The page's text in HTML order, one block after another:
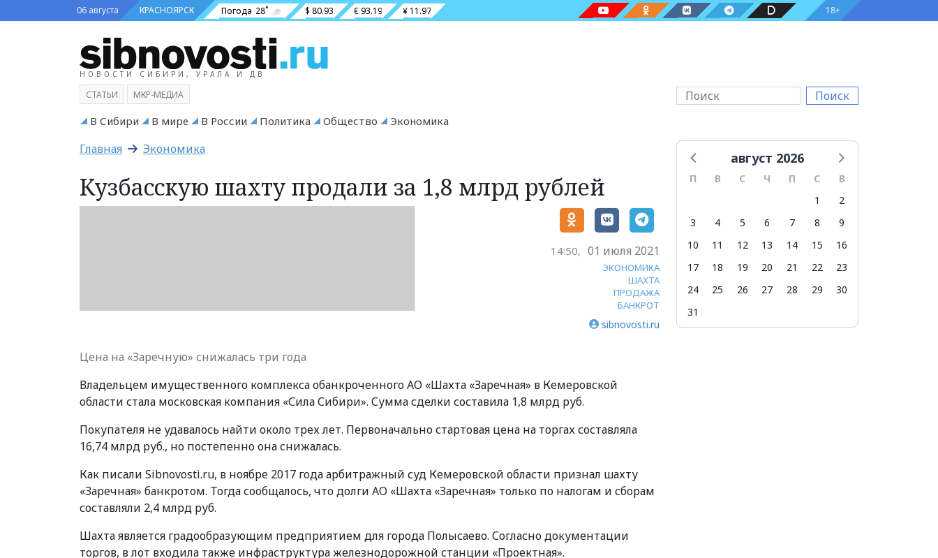
06 августа КРАСНОЯРСК Погода 28˚ $ 80.93 € 93.19 ¥ 11.97 18+
НОВОСТИ СИБИРИ, УРАЛА И ДВ
Поиск
СТАТЬИ МКР-МЕДИА
В Сибири В мире В России Политика Общество Экономика
Главная Экономика
Кузбасскую шахту продали за 1,8 млрд рублей
14:50, 01 июля 2021
ЭКОНОМИКА
ШАХТА
ПРОДАЖА
БАНКРОТ
sibnovosti.ru
Цена на «Заречную» снижалась три года
Владельцем имущественного комплекса обанкроченного АО «Шахта «Заречная» в Кемеровской
области стала московская компания «Сила Сибири». Сумма сделки составила 1,8 млрд руб.
Покупателя не удавалось найти около трех лет. Первоначально стартовая цена на торгах составляла
16,74 млрд руб., но постепенно она снижалась.
Как писали Sibnovosti.ru, в ноябре 2017 года арбитражный суд Кемеровской области признал шахту
«Заречная» банкротом. Тогда сообщалось, что долги АО «Шахта «Заречная» только по налогам и сборам
составляли 2,4 млрд руб.
Шахта является градообразующим предприятием для города Полысаево. Согласно документации
торгов, в лот входила также инфраструктура железнодорожной станции «Проектная».
август 2026
П В С Ч П С
В
1
2
3
4 5 6 7 8
9
10
11 12 13 14 15
16
17
18 19 20 21 22
23
24
25 26 27 28 29
30
31